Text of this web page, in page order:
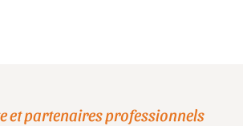
et partenaires professionnels